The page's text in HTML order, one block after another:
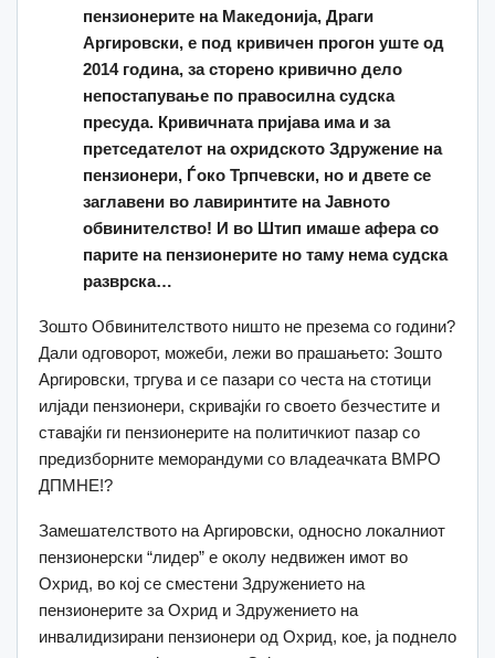
пензионерите на Македонија, Драги
Аргировски, е под кривичен прогон уште од
2014 година, за сторено кривично дело
непостапување по правосилна судска
пресуда. Кривичната пријава има и за
претседателот на охридското Здружение на
пензионери, Ѓоко Трпчевски, но и двете се
заглавени во лавиринтите на Јавното
обвинителство! И во Штип имаше афера со
парите на пензионерите но таму нема судска
разврска…
Зошто Обвинителството ништо не презема со години?
Дали одговорoт, можеби, лежи во прашањето: Зошто
Аргировски, тргува и се пазари со честа на стотици
илјади пензионери, скривајќи го своето безчестите и
ставајќи ги пензионерите на политичкиот пазар со
предизборните меморандуми со владеачката ВМРО
ДПМНЕ!?
Замешателството на Аргировски, односно локалниот
пензионерски “лидер” е околу недвижен имот во
Охрид, во кој се сместени Здружението на
пензионерите за Охрид и Здружението на
инвалидизирани пензионери од Охрид, кое, ја поднело